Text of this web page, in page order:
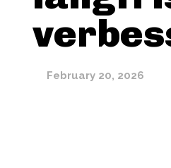
February 20, 2026